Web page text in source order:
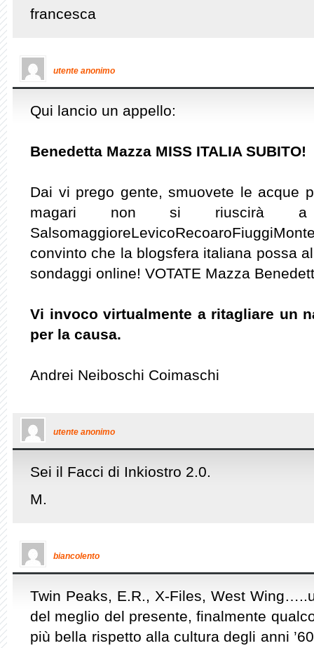
francesca
utente anonimo
Qui lancio un appello:
Benedetta Mazza MISS ITALIA SUBITO!
Dai vi prego gente, smuovete le acque
magari non si riuscirà
convinto che la blogsfera italiana possa
sondaggi online! VOTATE Mazza
Vi invoco virtualmente a ritagliare un
per la causa.
Andrei Neiboschi Coimaschi
utente anonimo
Sei il Facci di Inkiostro 2.0.
M.
biancolento
Twin Peaks, E.R., X-Files, West
del meglio del presente, finalmente
più bella rispetto alla cultura degli anni